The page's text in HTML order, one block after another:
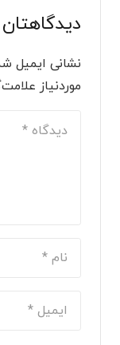
نشانی ایمیل
موردنیاز